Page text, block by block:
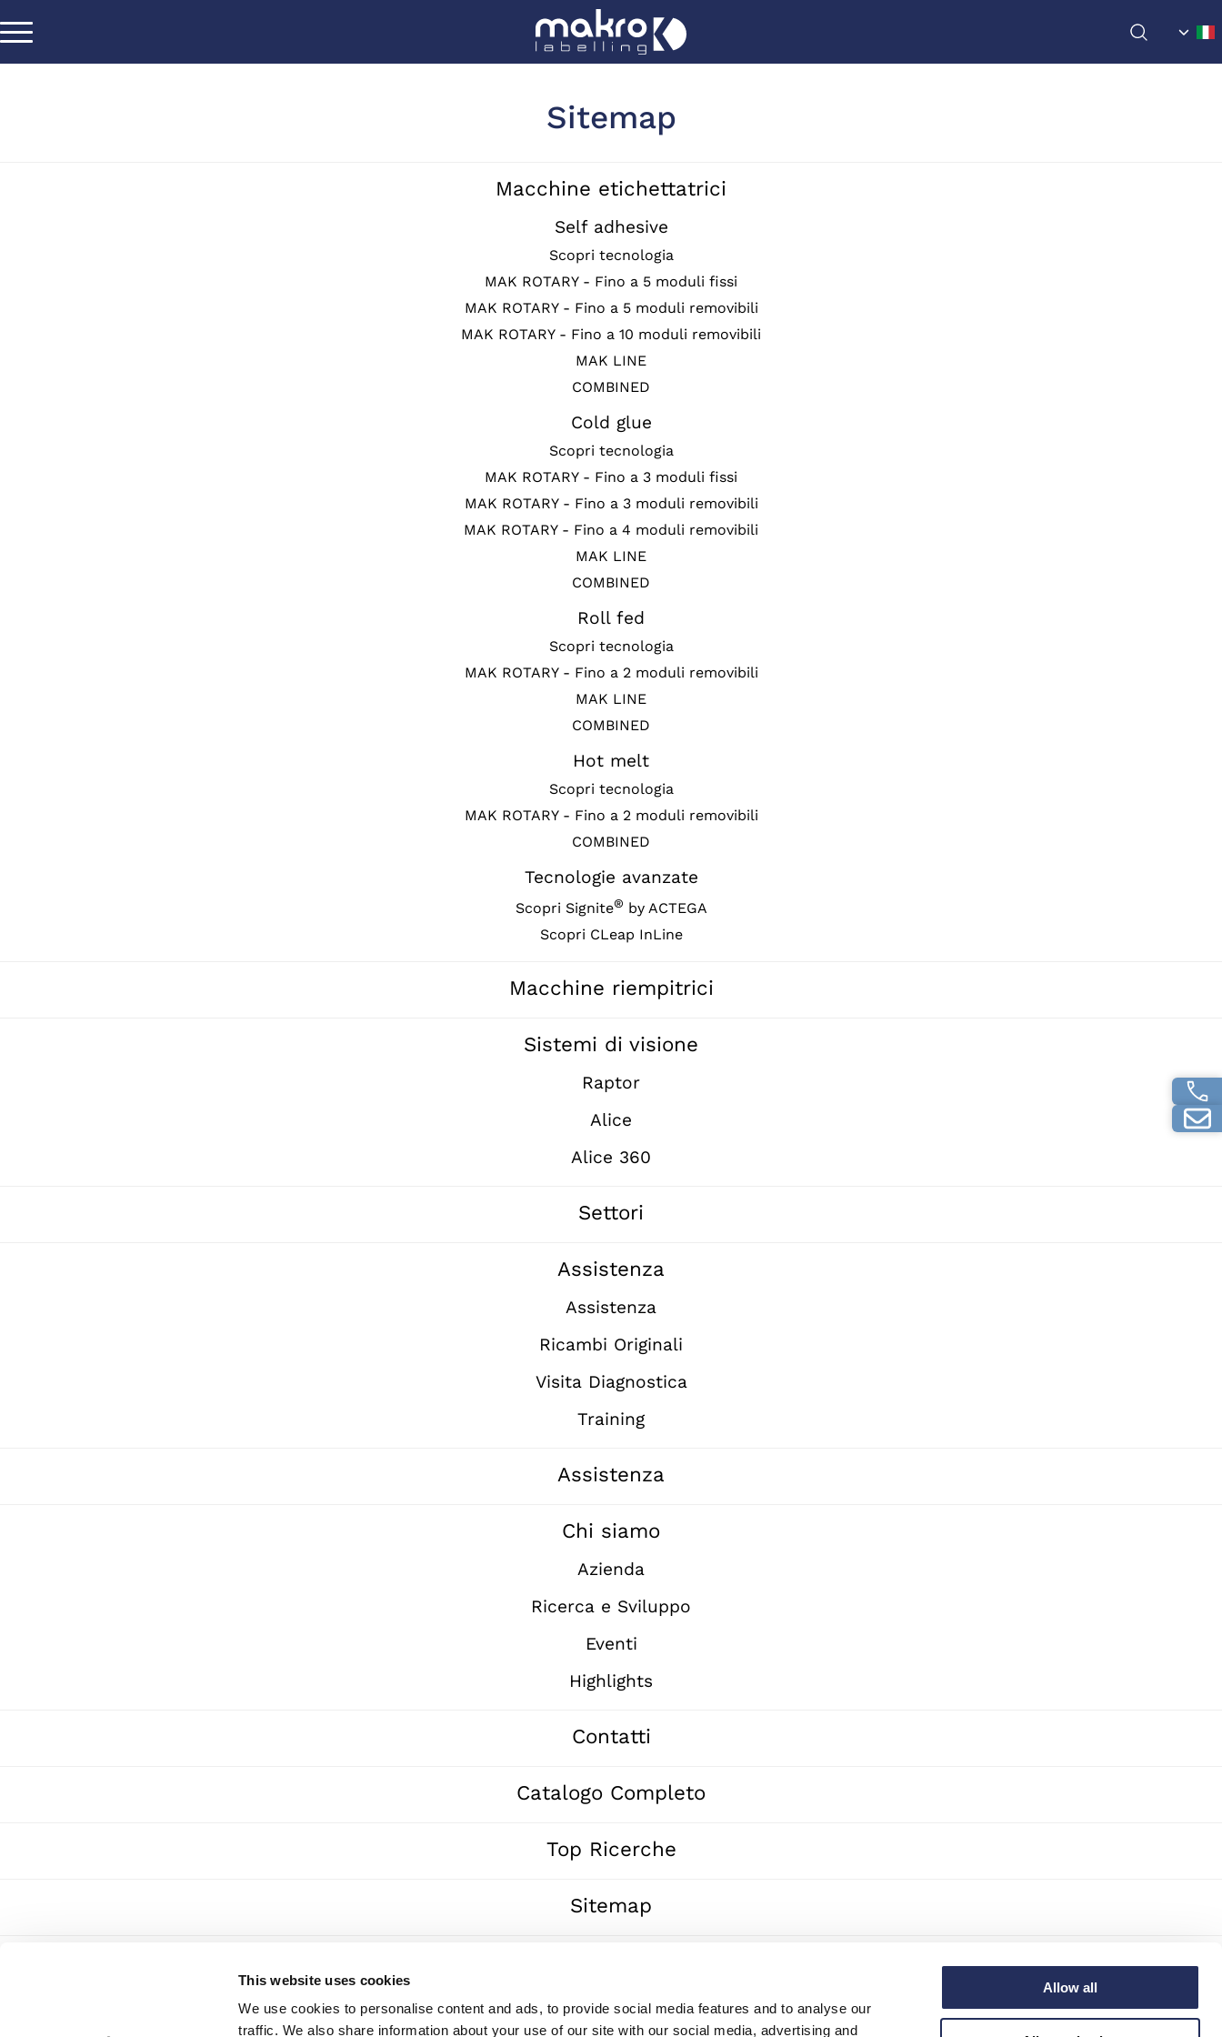
This website uses cookies
We use cookies to personalise content and ads, to provide social media features and to analyse our
traffic. We also share information about your use of our site with our social media, advertising and
Allow all
Sitemap
Macchine etichettatrici
Self adhesive
Scopri tecnologia
MAK ROTARY - Fino a 5 moduli fissi
MAK ROTARY - Fino a 5 moduli removibili
MAK ROTARY - Fino a 10 moduli removibili
MAK LINE
COMBINED
Cold glue
Scopri tecnologia
MAK ROTARY - Fino a 3 moduli fissi
MAK ROTARY - Fino a 3 moduli removibili
MAK ROTARY - Fino a 4 moduli removibili
MAK LINE
COMBINED
Roll fed
Scopri tecnologia
MAK ROTARY - Fino a 2 moduli removibili
MAK LINE
COMBINED
Hot melt
Scopri tecnologia
MAK ROTARY - Fino a 2 moduli removibili
COMBINED
Tecnologie avanzate
Scopri Signite® by ACTEGA
Scopri CLeap InLine
Macchine riempitrici
Sistemi di visione
Raptor
Alice
Alice 360
Settori
Assistenza
Assistenza
Ricambi Originali
Visita Diagnostica
Training
Assistenza
Chi siamo
Azienda
Ricerca e Sviluppo
Eventi
Highlights
Contatti
Catalogo Completo
Top Ricerche
Sitemap